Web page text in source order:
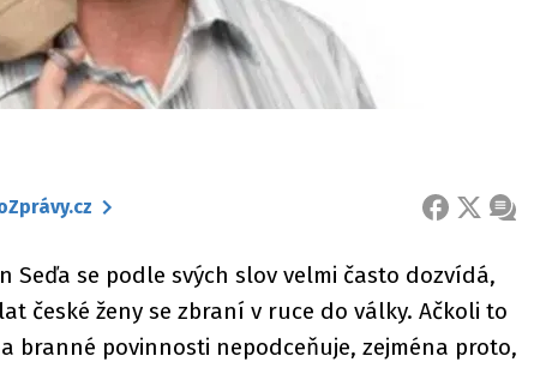
FACEBOOK
X ZPRÁVA
Seďa se podle svých slov velmi často dozvídá,
české ženy se zbraní v ruce do války. Ačkoli to
branné povinnosti nepodceňuje, zejména proto,